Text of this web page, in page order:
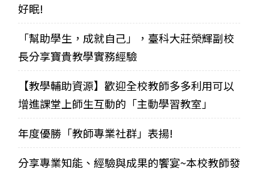
好眠!
「幫助學生，成就自己」，臺科大莊榮輝副校
長分享寶貴教學實務經驗
【教學輔助資源】歡迎全校教師多多利用可以
增進課堂上師生互動的「主動學習教室」
年度優勝「教師專業社群」表揚!
分享專業知能、經驗與成果的饗宴~本校教師發